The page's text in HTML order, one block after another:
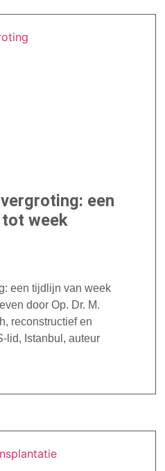
een
week
een tijdlijn van week
door Op. Dr. M.
reconstructief en
lid, Istanbul, auteur